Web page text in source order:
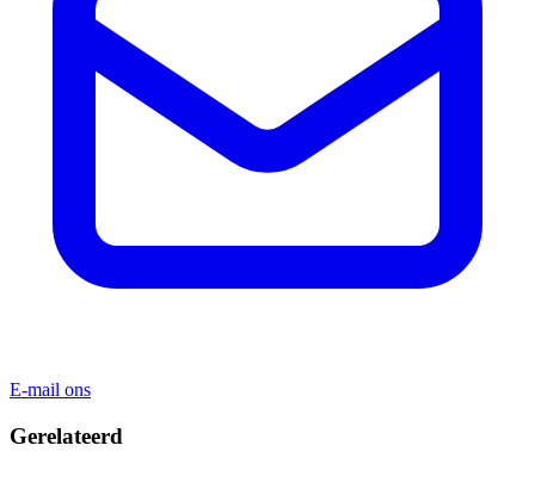
E-mail ons
Gerelateerd